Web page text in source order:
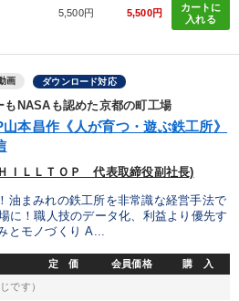
5,500円 5,500円
カートに
入れる
画 ダウンロード対応
もNASAも認めた京都の町工場
本昌作《人が育つ・遊ぶ鉄工所》
ＩＬＬＴＯＰ 代表取締役副社長)
油まみれの鉄工所を非常識な経営手法で
に！職人技のデータ化、利益より優先す
とモノづくり A...
定 価 会員価格 購 入
です）